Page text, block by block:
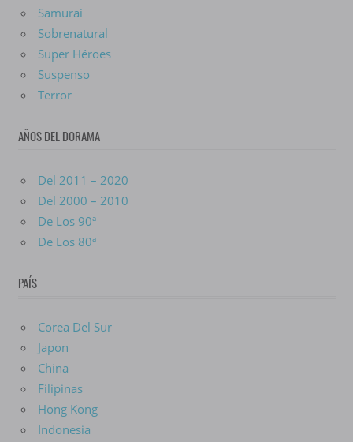
Samurai
Sobrenatural
Super Héroes
Suspenso
Terror
AÑOS DEL DORAMA
Del 2011 – 2020
Del 2000 – 2010
De Los 90ª
De Los 80ª
PAÍS
Corea Del Sur
Japon
China
Filipinas
Hong Kong
Indonesia